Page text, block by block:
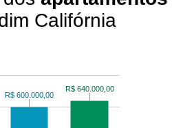
Califórnia
R$ 600.000,00
R$ 600.000,00
R$ 640.000,00
R$ 640.000,00